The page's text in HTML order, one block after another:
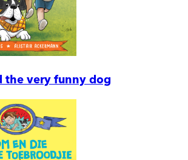
the very funny dog